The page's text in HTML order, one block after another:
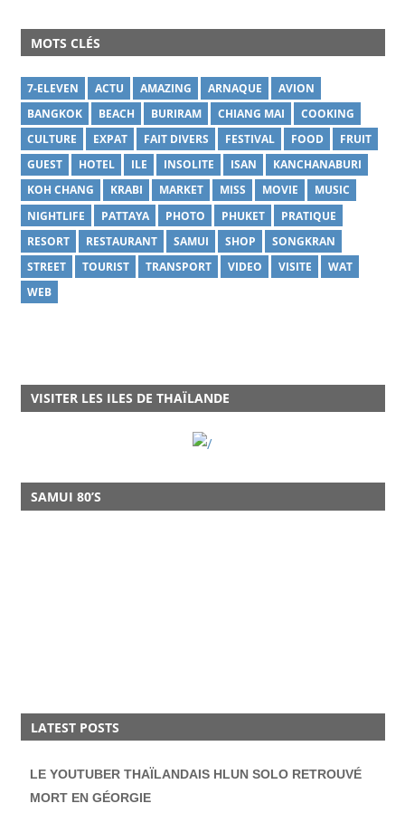
MOTS CLÉS
7-ELEVEN ACTU AMAZING ARNAQUE
AVION
BANGKOK
BEACH BURIRAM CHIANG MAI
COOKING
CULTURE
EXPAT FAIT DIVERS FESTIVAL FOOD
FRUIT
GUEST
HOTEL ILE INSOLITE ISAN
KANCHANABURI
KOH CHANG
KRABI MARKET MISS MOVIE
MUSIC
NIGHTLIFE
PATTAYA PHOTO PHUKET
PRATIQUE
RESORT
RESTAURANT SAMUI SHOP
SONGKRAN
STREET
TOURIST TRANSPORT VIDEO VISITE
WAT
WEB
VISITER LES ILES DE THAÏLANDE
SAMUI 80’S
LATEST POSTS
LE YOUTUBER THAÏLANDAIS HLUN SOLO RETROUVÉ
MORT EN GÉORGIE